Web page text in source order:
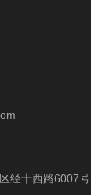
经十西路6007号